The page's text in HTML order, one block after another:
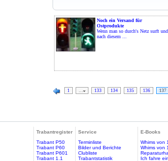
Noch ein Versand für
Ostprodukte
Wenn man so durch's Netz surft und
nach diesem ...
1 133 134 135 136 137
Trabantregister
Trabant P50
Trabant P60
Trabant P601
Trabant 1.1
Service
Terminliste
Bilder und Berichte
Clubliste
Trabantstatistik
E-Books
Whims von
Whims von
Ich fahre